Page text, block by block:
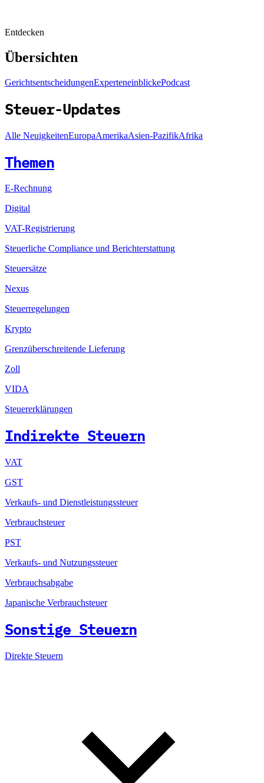
Entdecken
Übersichten
GerichtsentscheidungenExperteneinblickePodcast
Steuer-Updates
Alle NeuigkeitenEuropaAmerikaAsien-PazifikAfrika
Themen
E-Rechnung
Digital
VAT-Registrierung
Steuerliche Compliance und Berichterstattung
Steuersätze
Nexus
Steuerregelungen
Krypto
Grenzüberschreitende Lieferung
Zoll
VIDA
Steuererklärungen
Indirekte Steuern
VAT
GST
Verkaufs- und Dienstleistungssteuer
Verbrauchsteuer
PST
Verkaufs- und Nutzungssteuer
Verbrauchsabgabe
Japanische Verbrauchsteuer
Sonstige Steuern
Direkte Steuern